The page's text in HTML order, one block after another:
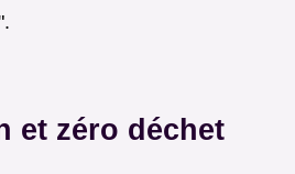
et zéro déchet